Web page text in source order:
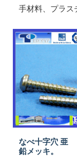
手材料、プラス
なべ十字穴 亜
鉛メッキ。